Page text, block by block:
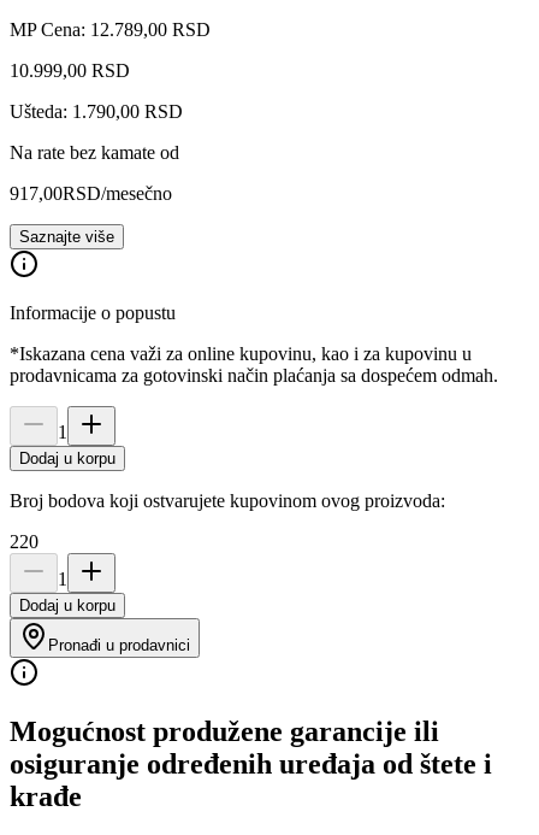
MP Cena: 12.789,00 RSD
10.999,00 RSD
Ušteda: 1.790,00 RSD
Na rate bez kamate od
917,00RSD/mesečno
Saznajte više
Informacije o popustu
*Iskazana cena važi za online kupovinu, kao i za kupovinu u
prodavnicama za gotovinski način plaćanja sa dospećem odmah.
1
Dodaj u korpu
Broj bodova koji ostvarujete kupovinom ovog proizvoda:
220
1
Dodaj u korpu
Pronađi u prodavnici
Mogućnost produžene garancije ili
osiguranje određenih uređaja od štete i
krađe